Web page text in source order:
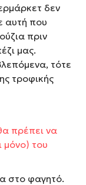
δεν
αυτή που
πριν
μας.
τότε
τροφικής
πρέπει να
μόνο) του
στο φαγητό.